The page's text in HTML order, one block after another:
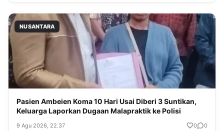
NUSANTARA
Pasien Ambeien Koma 10 Hari Usai Diberi 3 Suntikan,
Keluarga Laporkan Dugaan Malapraktik ke Polisi
9 Agu 2026, 22.37 0 0